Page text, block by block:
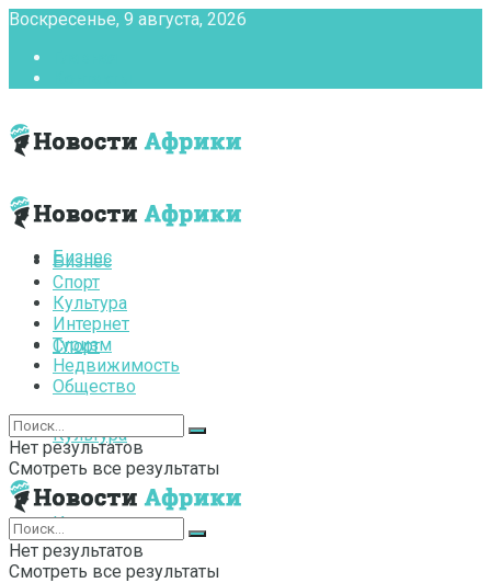
Воскресенье, 9 августа, 2026
Бизнес
Спорт
Культура
Интернет
Бизнес
Спорт
Культура
Интернет
Туризм
Недвижимость
Общество
Нет результатов
Смотреть все результаты
Нет результатов
Смотреть все результаты